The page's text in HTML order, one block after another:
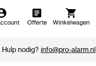
Offerte Winkelwagen
Hulp nodig?info@pro-alarm.nl